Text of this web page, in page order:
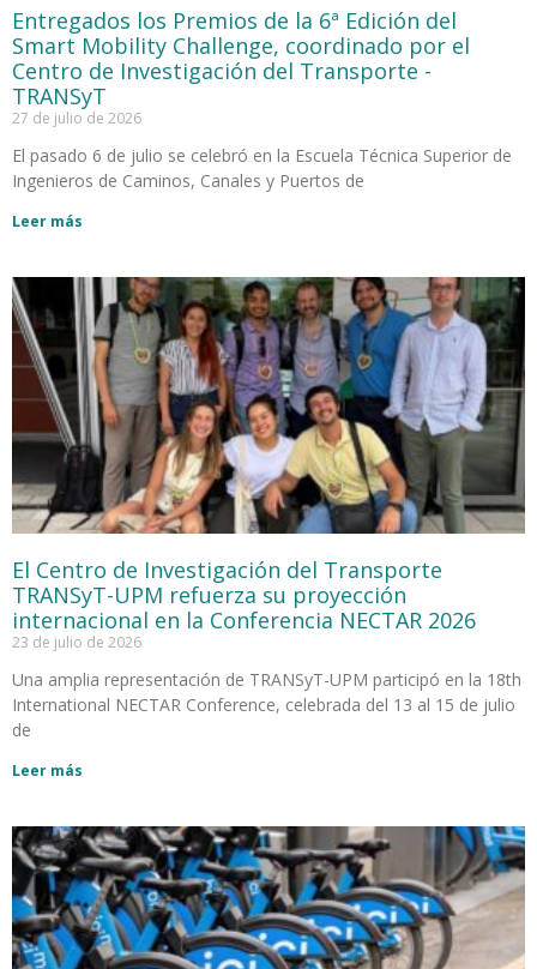
Entregados los Premios de la 6ª Edición del
Smart Mobility Challenge, coordinado por el
Centro de Investigación del Transporte -
TRANSyT
27 de julio de 2026
El pasado 6 de julio se celebró en la Escuela Técnica Superior de
Ingenieros de Caminos, Canales y Puertos de
Leer más
El Centro de Investigación del Transporte
TRANSyT-UPM refuerza su proyección
internacional en la Conferencia NECTAR 2026
23 de julio de 2026
Una amplia representación de TRANSyT-UPM participó en la 18th
International NECTAR Conference, celebrada del 13 al 15 de julio
de
Leer más